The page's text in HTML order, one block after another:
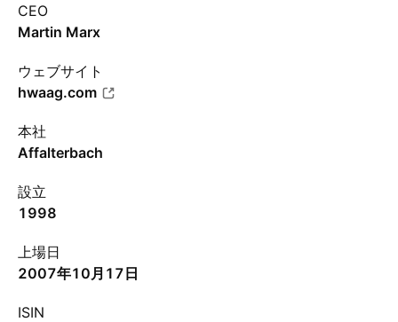
CEO
Martin Marx
ウェブサイト
hwaag.com
本社
Affalterbach
設立
1998
上場日
2007年10月17日
ISIN